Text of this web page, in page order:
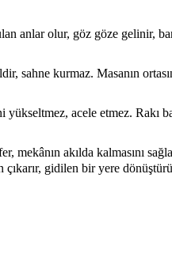
anlar olur, göz göze gelinir,
sahne kurmaz. Masanın
acele etmez. Rakı
mekânın akılda kalmasını
gidilen bir yere